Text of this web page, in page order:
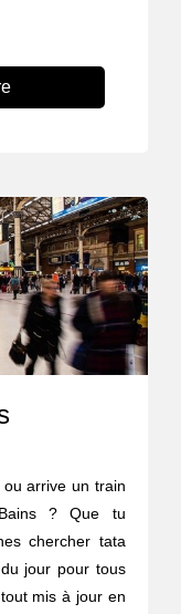
arrive un train
? Que tu
chercher tata
jour pour tous
mis à jour en